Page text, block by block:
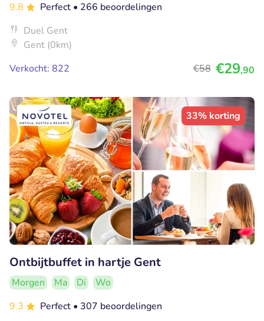
9.8
Perfect • 266 beoordelingen
Duel Gent
Gent (0km)
Verkocht: 822
€58 €29,90
33% korting
Ontbijtbuffet in hartje Gent
Morgen Ma Di
Wo
9.3
Perfect • 307 beoordelingen